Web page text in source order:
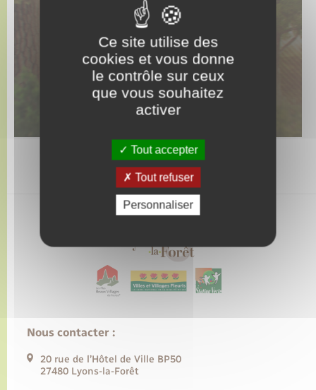
Nous contacter :
20 rue de l’Hôtel de Ville BP50
27480 Lyons-la-Forêt
Ce site utilise des
cookies et vous donne
le contrôle sur ceux
que vous souhaitez
activer
Tout accepter
Tout refuser
Personnaliser